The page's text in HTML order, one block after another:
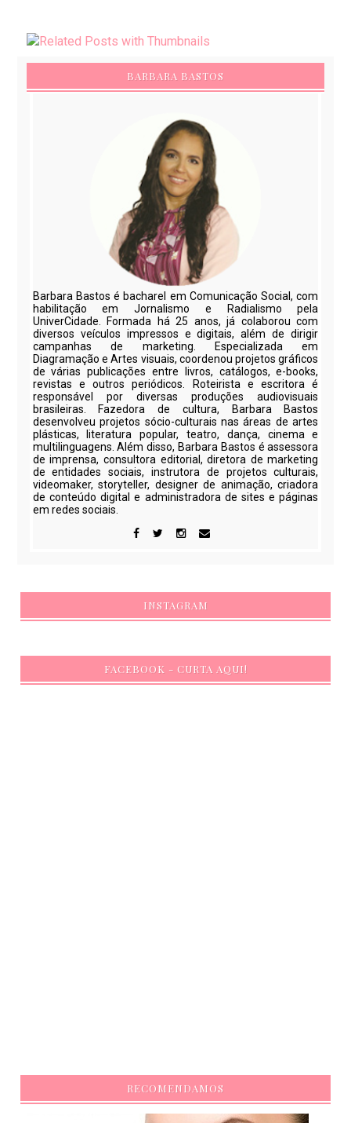
BARBARA BASTOS
Barbara Bastos é bacharel em Comunicação Social, com
habilitação em Jornalismo e Radialismo pela
UniverCidade. Formada há 25 anos, já colaborou com
diversos veículos impressos e digitais, além de dirigir
campanhas de marketing. Especializada em
Diagramação e Artes visuais, coordenou projetos gráficos
de várias publicações entre livros, catálogos, e-books,
revistas e outros periódicos. Roteirista e escritora é
responsável por diversas produções audiovisuais
brasileiras. Fazedora de cultura, Barbara Bastos
desenvolveu projetos sócio-culturais nas áreas de artes
plásticas, literatura popular, teatro, dança, cinema e
multilinguagens. Além disso, Barbara Bastos é assessora
de imprensa, consultora editorial, diretora de marketing
de entidades sociais, instrutora de projetos culturais,
videomaker, storyteller, designer de animação, criadora
de conteúdo digital e administradora de sites e páginas
em redes sociais.
INSTAGRAM
FACEBOOK - CURTA AQUI!
RECOMENDAMOS